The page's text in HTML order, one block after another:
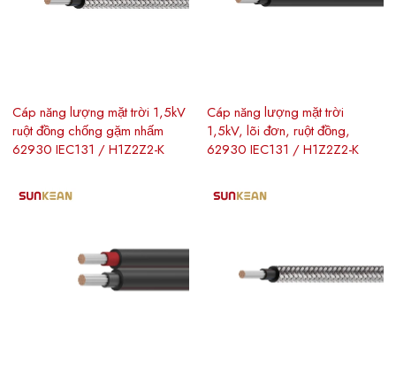
Cáp năng lượng mặt trời 1,5kV
ruột đồng chống gặm nhấm
62930 IEC131 / H1Z2Z2-K
Cáp năng lượng mặt trời
1,5kV, lõi đơn, ruột đồng,
62930 IEC131 / H1Z2Z2-K